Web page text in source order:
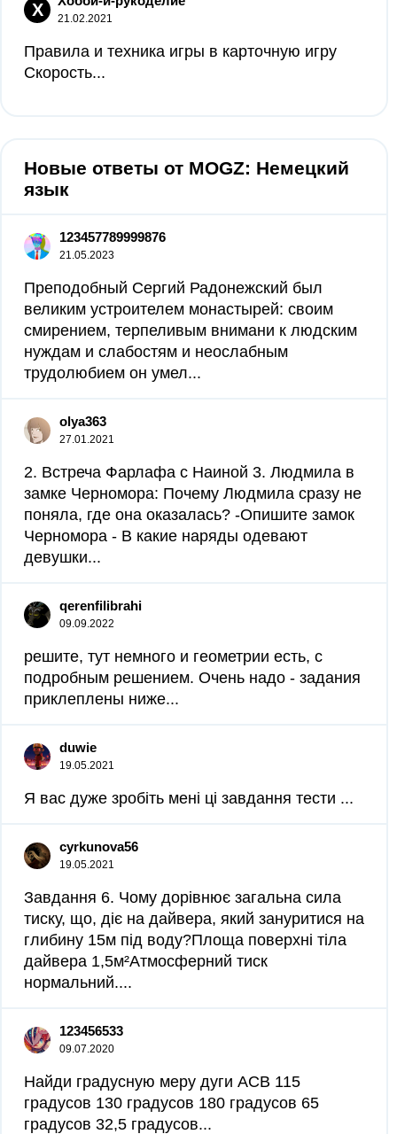
Х 21.02.2021
Правила и техника игры в карточную игру
Скорость...
Новые ответы от MOGZ: Немецкий
язык
123457789999876
21.05.2023
Преподобный Сергий Радонежский был
великим устроителем монастырей: своим
смирением, терпеливым внимани к людским
нуждам и слабостям и неослабным
трудолюбием он умел...
olya363
27.01.2021
2. Встреча Фарлафа с Наиной 3. Людмила в
замке Черномора: Почему Людмила сразу не
поняла, где она оказалась? -Опишите замок
Черномора - В какие наряды одевают
девушки...
qerenfilibrahi
09.09.2022
решите, тут немного и геометрии есть, с
подробным решением. Очень надо - задания
приклеплены ниже...
duwie
19.05.2021
Я вас дуже зробіть мені ці завдання тести ​...
cyrkunova56
19.05.2021
Завдання 6. Чому дорівнює загальна сила
тиску, що, діє на дайвера, який зануритися на
глибину 15м під воду?Площа поверхні тіла
дайвера 1,5м²Атмосферний тиск
нормальний....
123456533
09.07.2020
Найди градусную меру дуги ACB 115
градусов 130 градусов 180 градусов 65
градусов 32,5 градусов​...